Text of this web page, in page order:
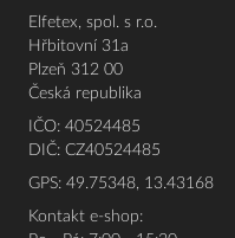
Elfetex, spol. s r.o.
Hřbitovní 31a
Plzeň 312 00
Česká republika
IČO: 40524485
DIČ: CZ40524485
GPS: 49.75348, 13.43168
Kontakt e-shop: